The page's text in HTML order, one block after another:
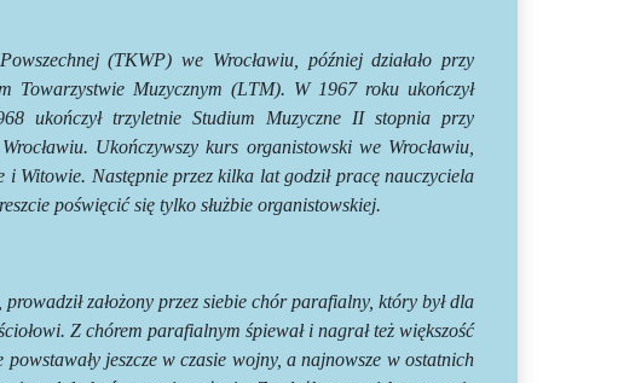
(TKWP) we Wrocławiu, później działało przy
Towarzystwie Muzycznym (LTM). W 1967 roku ukończył
ukończył trzyletnie Studium Muzyczne II stopnia przy
Ukończywszy kurs organistowski we Wrocławiu,
Witowie. Następnie przez kilka lat godził pracę nauczyciela
poświęcić się tylko służbie organistowskiej.
założony przez siebie chór parafialny, który był dla
Z chórem parafialnym śpiewał i nagrał też większość
jeszcze w czasie wojny, a najnowsze w ostatnich